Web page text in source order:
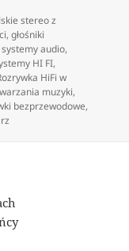
stereo z
,głośniki
audio,
HI FI,
HiFi w
muzyki,
bezprzewodowe,